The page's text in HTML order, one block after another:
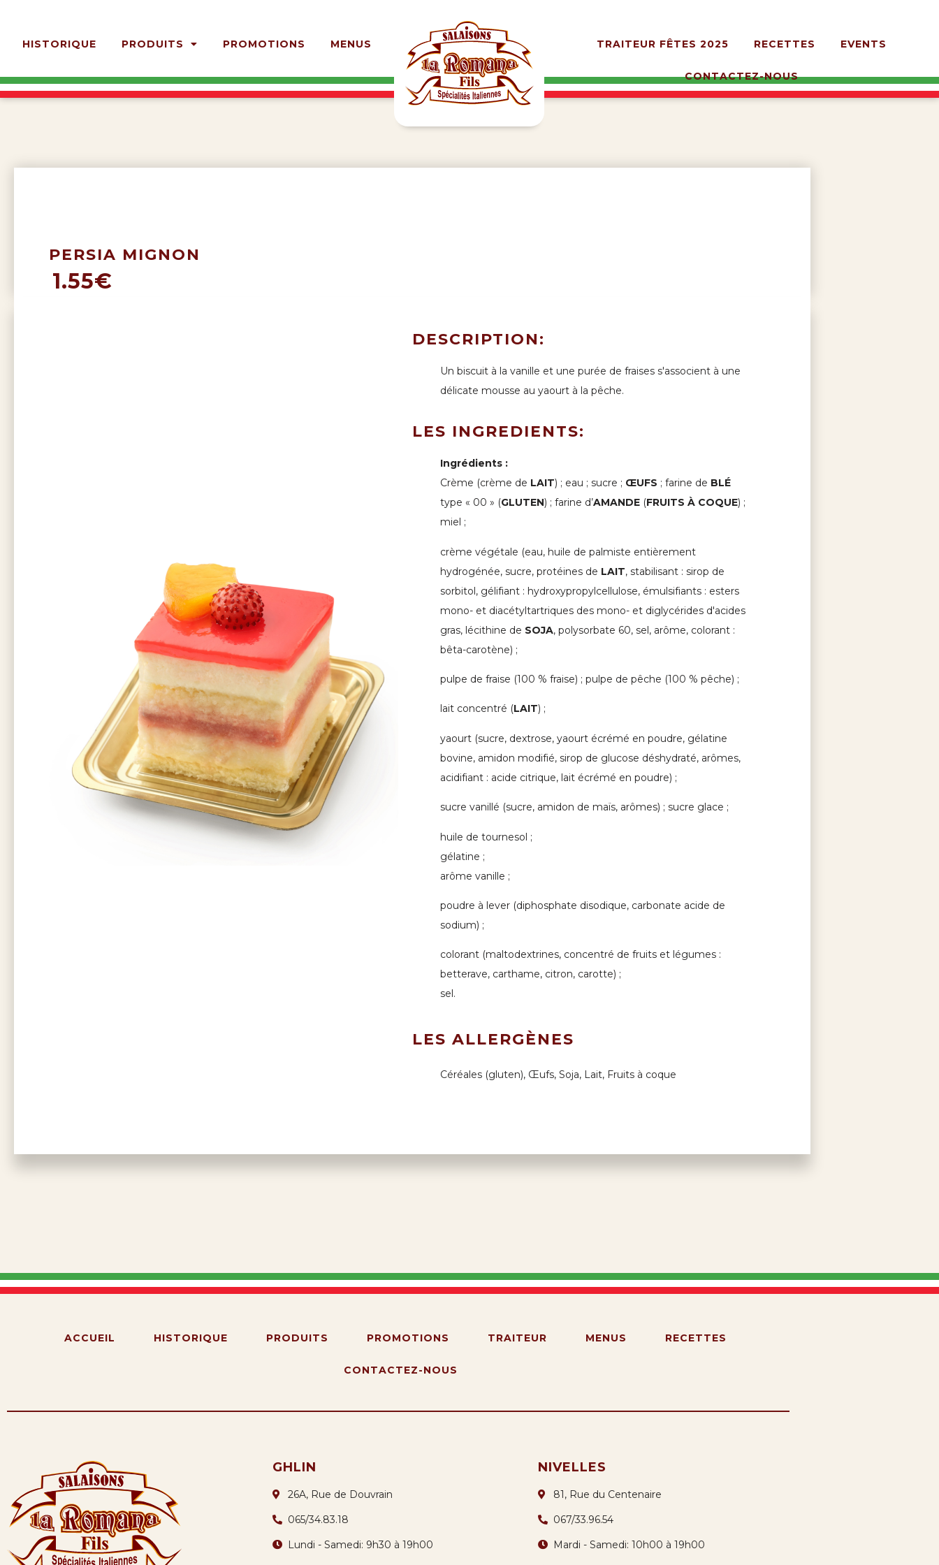
HISTORIQUE PRODUITS PROMOTIONS MENUS TRAITEUR FÊTES 2025 RECETTES EVENTS
CONTACTEZ-NOUS
PERSIA MIGNON
1.55€
DESCRIPTION:
Un biscuit à la vanille et une purée de fraises s'associent à une
délicate mousse au yaourt à la pêche.
LES INGREDIENTS:
Ingrédients :
Crème (crème de LAIT) ; eau ; sucre ; ŒUFS ; farine de BLÉ
type « 00 » (GLUTEN) ; farine d’AMANDE (FRUITS À COQUE) ;
miel ;
crème végétale (eau, huile de palmiste entièrement
hydrogénée, sucre, protéines de LAIT, stabilisant : sirop de
sorbitol, gélifiant : hydroxypropylcellulose, émulsifiants : esters
mono- et diacétyltartriques des mono- et diglycérides d'acides
gras, lécithine de SOJA, polysorbate 60, sel, arôme, colorant :
bêta-carotène) ;
pulpe de fraise (100 % fraise) ; pulpe de pêche (100 % pêche) ;
lait concentré (LAIT) ;
yaourt (sucre, dextrose, yaourt écrémé en poudre, gélatine
bovine, amidon modifié, sirop de glucose déshydraté, arômes,
acidifiant : acide citrique, lait écrémé en poudre) ;
sucre vanillé (sucre, amidon de maïs, arômes) ; sucre glace ;
huile de tournesol ;
gélatine ;
arôme vanille ;
poudre à lever (diphosphate disodique, carbonate acide de
sodium) ;
colorant (maltodextrines, concentré de fruits et légumes :
betterave, carthame, citron, carotte) ;
sel.
LES ALLERGÈNES
Céréales (gluten), Œufs, Soja, Lait, Fruits à coque
ACCUEIL HISTORIQUE PRODUITS PROMOTIONS TRAITEUR MENUS RECETTES
CONTACTEZ-NOUS
GHLIN
26A, Rue de Douvrain
065/34.83.18
Lundi - Samedi: 9h30 à 19h00
NIVELLES
81, Rue du Centenaire
067/33.96.54
Mardi - Samedi: 10h00 à 19h00